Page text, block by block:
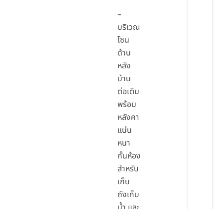
–
บริเวณ
โซน
ด้าน
หลัง
บ้าน
ต่อเติม
พร้อม
หลังคา
แน่น
หนา
กั้นห้อง
สำหรับ
เก็บ
ถังเก็บ